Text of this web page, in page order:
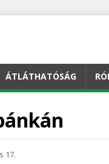
ÁTLÁTHATÓSÁG
17.